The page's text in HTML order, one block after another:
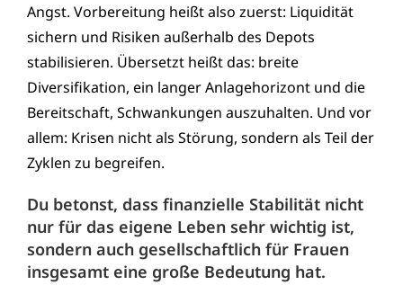
Angst. Vorbereitung heißt also zuerst: Liquidität
sichern und Risiken außerhalb des Depots
stabilisieren. Übersetzt heißt das: breite
Diversifikation, ein langer Anlagehorizont und die
Bereitschaft, Schwankungen auszuhalten. Und vor
allem: Krisen nicht als Störung, sondern als Teil der
Zyklen zu begreifen.
Du betonst, dass finanzielle Stabilität nicht
nur für das eigene Leben sehr wichtig ist,
sondern auch gesellschaftlich für Frauen
insgesamt eine große Bedeutung hat.